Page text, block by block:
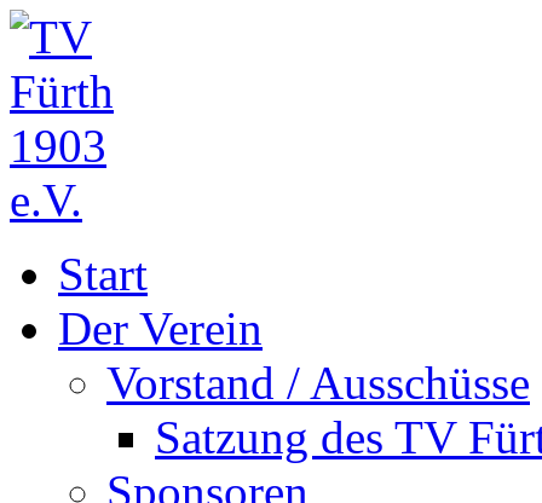
Start
Der Verein
Vorstand / Ausschüsse
Satzung des TV
Sponsoren